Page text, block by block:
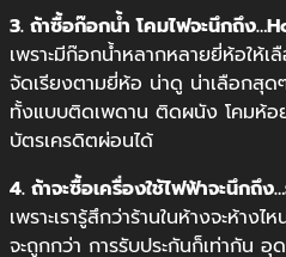
3. ถ้าซื้อก๊อกน้ำ โคมไฟจะนึกถึง
เพราะมีก๊อกน้ำหลากหลายยี่ห้อให้
จัดเรียงตามยี่ห้อ น่าดู น่าเลือกสุด
ทั้งแบบติดเพดาน ติดผนัง โคมห้อ
บัตรเครดิตผ่อนได้
4. ถ้าจะซื้อเครื่องใช้ไฟฟ้าจะนึกถึง
เพราะเรารู้สึกว่าร้านในห้างจะห้า
จะถูกกว่า การรับประกันก็เท่ากัน